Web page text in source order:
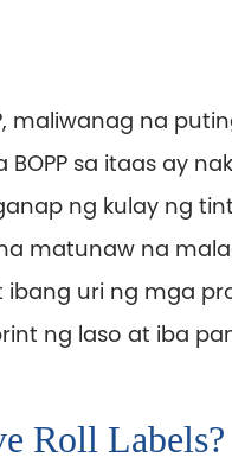
maliwanag na
sa itaas ay
ng kulay ng
matunaw na
uri ng mga
ng laso at iba
Roll Labels?